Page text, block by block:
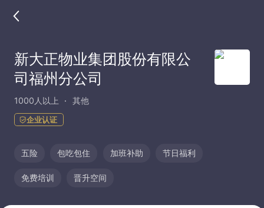
新大正物业集团股份有限公
司福州分公司
1000人以上 其他
企业认证
五险 包吃包住 加班补助 节日福利
免费培训 晋升空间